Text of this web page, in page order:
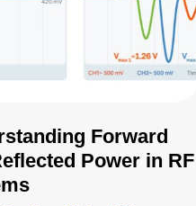
Forward
Power in RF